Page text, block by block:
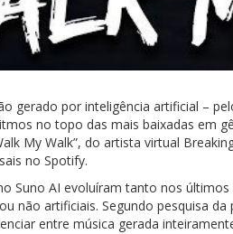
gerado por inteligência artificial –
no topo das mais baixadas em
My Walk”, do artista virtual
no Spotify.
Suno AI evoluíram tanto nos
não artificiais. Segundo pesquisa
entre música gerada